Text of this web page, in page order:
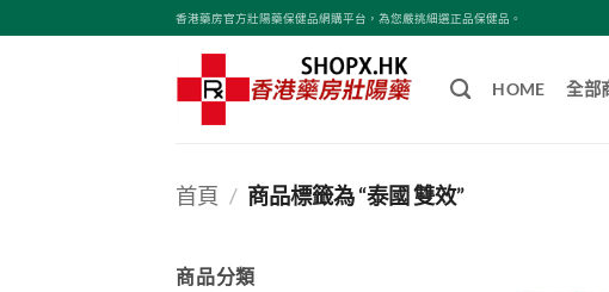
to
香港藥房官方壯陽藥保健品網購平台，為您嚴挑細選正品保健品。
HOME 全部
首頁 / 商品標籤為 “泰國 雙效”
商品分類